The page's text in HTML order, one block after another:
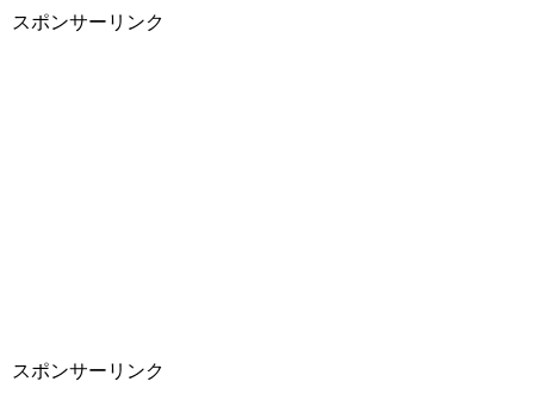
スポンサーリンク
スポンサーリンク